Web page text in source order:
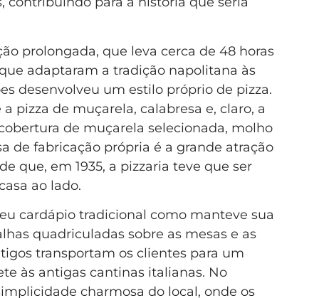
prolongada, que leva cerca de 48 horas
adaptaram a tradição napolitana às
desenvolveu um estilo próprio de pizza.
pizza de muçarela, calabresa e, claro, a
de muçarela selecionada, molho
de fabricação própria é a grande atração
que, em 1935, a pizzaria teve que ser
ao lado.
cardápio tradicional como manteve sua
quadriculadas sobre as mesas e as
transportam os clientes para um
às antigas cantinas italianas. No
charmosa do local, onde os